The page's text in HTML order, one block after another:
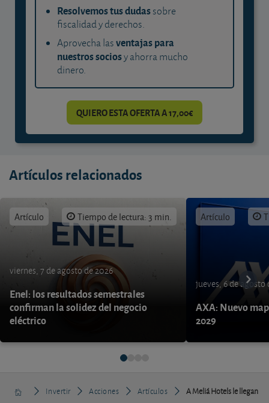
Resolvemos tus dudassobre
fiscalidad y derechos.
Aprovecha lasventajas para
nuestros sociosy ahorra mucho
dinero.
QUIERO ESTA OFERTA A 17,00€
Artículos relacionados
Artículo Tiempo de lectura: 3 min.
viernes, 7 de agosto de 2026
Enel: los resultados semestrales
confirman la solidez del negocio
eléctrico
Artículo
jueves, 6 de agosto
AXA: Nuevo
2029
Invertir Acciones Artículos
A Meliá Hotels le llegan